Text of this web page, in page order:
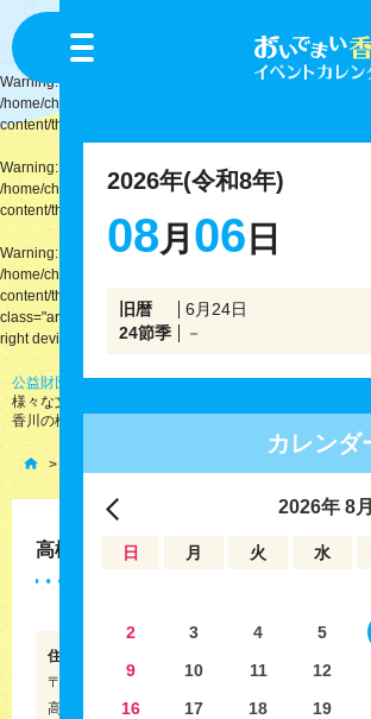
Warning: Attempt to read property "rewrite" on null in
/home/chujo/oidemai.kagawa.jp/public_html/wp-
content/themes/oidemai.kagawa.jp/functions.php
Warning: Attempt to read property "rewrite" on null in
/home/chujo/oidemai.kagawa.jp/public_html/wp-
content/themes/oidemai.kagawa.jp/functions.php
Warning: Trying to access array offset on value of type null
/home/chujo/oidemai.kagawa.jp/public_html/wp-
content/themes/oidemai.kagawa.jp/functions.php
class="archive tax-place term-67 wp-theme-
right device-sp">
toggle
navigation
2026年(令和8年)
08月 06 日
旧暦
6月24日
24節季
－
カレンダ
2026年 8月
日 月 火 水
2
3 4 5
9
10 11 12
16
17 18 19
公益財団法人 中條文化振興財団は、創立25周年を記念
様々な文化を応援するために「おいでまい香川」の運営
香川の様々な文化発展を応援。
高松リビング新聞社
住所
〒760-8545
高松市